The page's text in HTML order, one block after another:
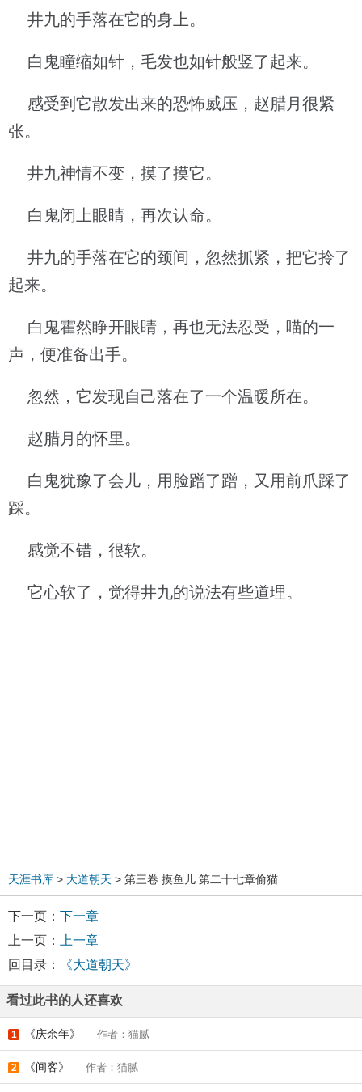
井九的手落在它的身上。
白鬼瞳缩如针，毛发也如针般竖了起来。
感受到它散发出来的恐怖威压，赵腊月很紧
张。
井九神情不变，摸了摸它。
白鬼闭上眼睛，再次认命。
井九的手落在它的颈间，忽然抓紧，把它拎了
起来。
白鬼霍然睁开眼睛，再也无法忍受，喵的一
声，便准备出手。
忽然，它发现自己落在了一个温暖所在。
赵腊月的怀里。
白鬼犹豫了会儿，用脸蹭了蹭，又用前爪踩了
踩。
感觉不错，很软。
它心软了，觉得井九的说法有些道理。
天涯书库 > 大道朝天 > 第三卷 摸鱼儿 第二十七章偷猫
下一页： 下一章
上一页：
上一章
回目录：
《大道朝天》
看过此书的人还喜欢
1 《庆余年》 作者：猫腻
2 《间客》 作者：猫腻